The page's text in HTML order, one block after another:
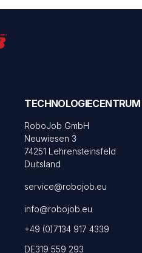
TECHNOLOGIECENTRUM
RoboJob GmbH
Neuwiesen 3
74251 Lehrensteinsfeld
Duitsland
service@robojob.eu
info@robojob.eu
+49 (0)7134 917 4339
DE319 559 293